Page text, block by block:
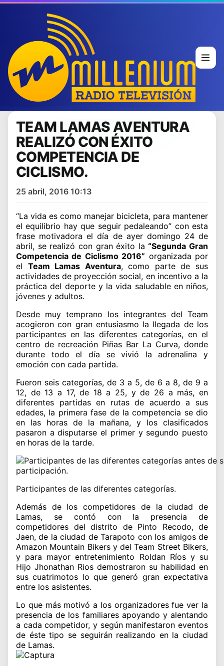
TEAM LAMAS AVENTURA
REALIZÓ CON ÉXITO
COMPETENCIA DE
CICLISMO.
25 abril, 2016 10:13
“La vida es como manejar bicicleta, para mantener
el equilibrio hay que seguir pedaleando” con esta
frase motivadora el día de ayer domingo 24 de
abril, se realizó con gran éxito la“Segunda Gran
Competencia de Ciclismo 2016” organizada por
el Team Lamas Aventura, como parte de sus
actividades de proyección social, en incentivo a la
práctica del deporte y la vida saludable en niños,
jóvenes y adultos.
Desde muy temprano los integrantes del Team
acogieron con gran entusiasmo la llegada de los
participantes en las diferentes categorías, en el
centro de recreación Piñas Bar La Curva, donde
durante todo el día se vivió la adrenalina y
emoción con cada partida.
Fueron seis categorías, de 3 a 5, de 6 a 8, de 9 a
12, de 13 a 17, de 18 a 25, y de 26 a más, en
diferentes partidas en rutas de acuerdo a sus
edades, la primera fase de la competencia se dio
en las horas de la mañana, y los clasificados
pasaron a disputarse el primer y segundo puesto
en horas de la tarde.
Participantes de las diferentes categorías.
Además de los competidores de la ciudad de
Lamas, se contó con la presencia de
competidores del distrito de Pinto Recodo, de
Jaen, de la ciudad de Tarapoto con los amigos de
Amazon Mountain Bikers y del Team Street Bikers,
y para mayor entretenimiento Roldan Ríos y su
Hijo Jhonathan Rios demostraron su habilidad en
sus cuatrimotos lo que generó gran expectativa
entre los asistentes.
Lo que más motivó a los organizadores fue ver la
presencia de los familiares apoyando y alentando
a cada competidor, y según manifestaron eventos
de éste tipo se seguirán realizando en la ciudad
de Lamas.